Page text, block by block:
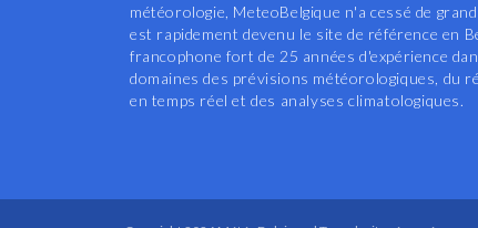
météorologie, MeteoBelgique n'a cessé de
est rapidement devenu le site de référence en
francophone fort de 25 années d'expérience
domaines des prévisions météorologiques, du
en temps réel et des analyses climatologiques.